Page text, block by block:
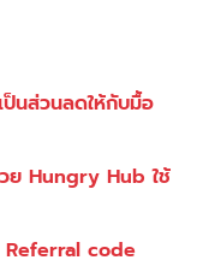
นส่วนลดให้กับมื้อ
ย Hungry Hub ใช้
Referral code